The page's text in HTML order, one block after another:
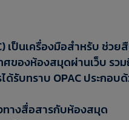
เป็นเครื่องมือสำหรับ ช่วย
ของห้องสมุดผ่านเว็บ รว
ด้รับทราบ OPAC ประกอบ
ทางสื่อสารกับห้องสมุด